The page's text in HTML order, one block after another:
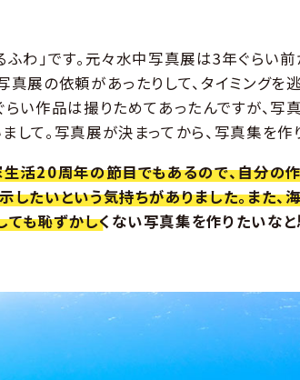
ふわ」です。元々水中写真展は3年ぐらい
真展の依頼があったりして、タイミングを
らい作品は撮りためてあったんですが、写
して。写真展が決まってから、写真集を作
活20周年の節目でもあるので、自分の
したいという気持ちがありました。また、
も恥ずかしくない写真集を作りたいなと